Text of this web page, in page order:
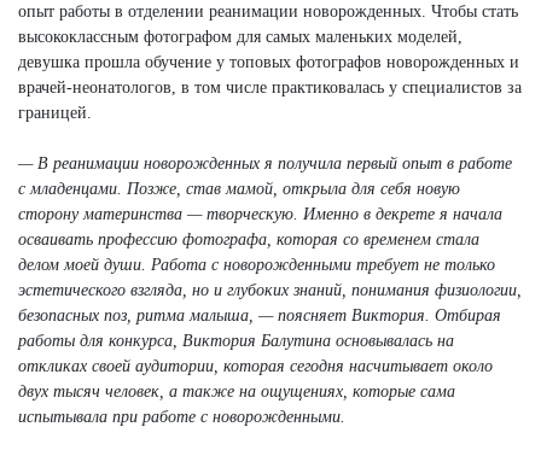
опыт работы в отделении реанимации новорожденных. Чтобы стать
высококлассным фотографом для самых маленьких моделей,
девушка прошла обучение у топовых фотографов новорожденных и
врачей-неонатологов, в том числе практиковалась у специалистов за
границей.
— В реанимации новорожденных я получила первый опыт в работе
с младенцами. Позже, став мамой, открыла для себя новую
сторону материнства — творческую. Именно в декрете я начала
осваивать профессию фотографа, которая со временем стала
делом моей души. Работа с новорожденными требует не только
эстетического взгляда, но и глубоких знаний, понимания физиологии,
безопасных поз, ритма малыша, — поясняет Виктория. Отбирая
работы для конкурса, Виктория Балутина основывалась на
откликах своей аудитории, которая сегодня насчитывает около
двух тысяч человек, а также на ощущениях, которые сама
испытывала при работе с новорожденными.